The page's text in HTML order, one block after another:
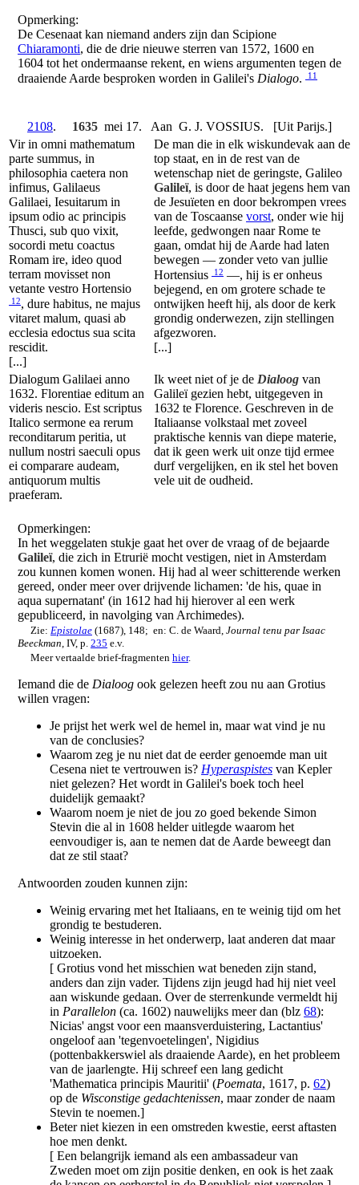
Opmerking:
De Cesenaat kan niemand anders zijn dan Scipione
Chiaramonti, die de drie nieuwe sterren van 1572, 1600 en
1604 tot het ondermaanse rekent, en wiens argumenten tegen de
draaiende Aarde besproken worden in Galilei's Dialogo. 11
2108. 1635 mei 17. Aan G. J. VOSSIUS. [Uit Parijs.]
Vir in omni mathematum
parte summus, in
philosophia caetera non
infimus, Galilaeus
Galilaei, Iesuitarum in
ipsum odio ac principis
Thusci, sub quo vixit,
socordi metu coactus
Romam ire, ideo quod
terram movisset non
vetante vestro Hortensio
12, dure habitus, ne majus
vitaret malum, quasi ab
ecclesia edoctus sua scita
rescidit.
[...]
De man die in elk wiskundevak aan de
top staat, en in de rest van de
wetenschap niet de geringste, Galileo
Galileï, is door de haat jegens hem van
de Jesuïeten en door bekrompen vrees
van de Toscaanse vorst, onder wie hij
leefde, gedwongen naar Rome te
gaan, omdat hij de Aarde had laten
bewegen — zonder veto van jullie
Hortensius
12 —, hij is er onheus
bejegend, en om grotere schade te
ontwijken heeft hij, als door de kerk
grondig onderwezen, zijn stellingen
afgezworen.
[...]
Dialogum Galilaei anno
1632. Florentiae editum an
videris nescio. Est scriptus
Italico sermone ea rerum
reconditarum peritia, ut
nullum nostri saeculi opus
ei comparare audeam,
antiquorum multis
praeferam.
Ik weet niet of je de Dialoog van
Galileï gezien hebt, uitgegeven in
1632 te Florence. Geschreven in de
Italiaanse volkstaal met zoveel
praktische kennis van diepe materie,
dat ik geen werk uit onze tijd ermee
durf vergelijken, en ik stel het boven
vele uit de oudheid.
Opmerkingen:
In het weggelaten stukje gaat het over de vraag of de bejaarde
Galileï, die zich in Etrurië mocht vestigen, niet in Amsterdam
zou kunnen komen wonen. Hij had al weer schitterende werken
gereed, onder meer over drijvende lichamen: 'de his, quae in
aqua supernatant' (in 1612 had hij hierover al een werk
gepubliceerd, in navolging van Archimedes).
Zie: Epistolae (1687), 148; en: C. de Waard, Journal tenu par Isaac
Beeckman, IV, p. 235 e.v.
Meer vertaalde brief-fragmenten hier.
Iemand die de Dialoog ook gelezen heeft zou nu aan Grotius
willen vragen:
Je prijst het werk wel de hemel in, maar wat vind je nu
van de conclusies?
Waarom zeg je nu niet dat de eerder genoemde man uit
Cesena niet te vertrouwen is? Hyperaspistes van Kepler
niet gelezen? Het wordt in Galilei's boek toch heel
duidelijk gemaakt?
Waarom noem je niet de jou zo goed bekende Simon
Stevin die al in 1608 helder uitlegde waarom het
eenvoudiger is, aan te nemen dat de Aarde beweegt dan
dat ze stil staat?
Antwoorden zouden kunnen zijn:
Weinig ervaring met het Italiaans, en te weinig tijd om het
grondig te bestuderen.
Weinig interesse in het onderwerp, laat anderen dat maar
uitzoeken.
[ Grotius vond het misschien wat beneden zijn stand,
anders dan zijn vader. Tijdens zijn jeugd had hij niet veel
aan wiskunde gedaan. Over de sterrenkunde vermeldt hij
in Parallelon (ca. 1602) nauwelijks meer dan (blz 68):
Nicias' angst voor een maansverduistering, Lactantius'
ongeloof aan 'tegenvoetelingen', Nigidius
(pottenbakkerswiel als draaiende Aarde), en het probleem
van de jaarlengte. Hij schreef een lang gedicht
'Mathematica principis Mauritii' (Poemata, 1617, p. 62)
op de Wisconstige gedachtenissen, maar zonder de naam
Stevin te noemen.]
Beter niet kiezen in een omstreden kwestie, eerst aftasten
hoe men denkt.
[ Een belangrijk iemand als een ambassadeur van
Zweden moet om zijn positie denken, en ook is het zaak